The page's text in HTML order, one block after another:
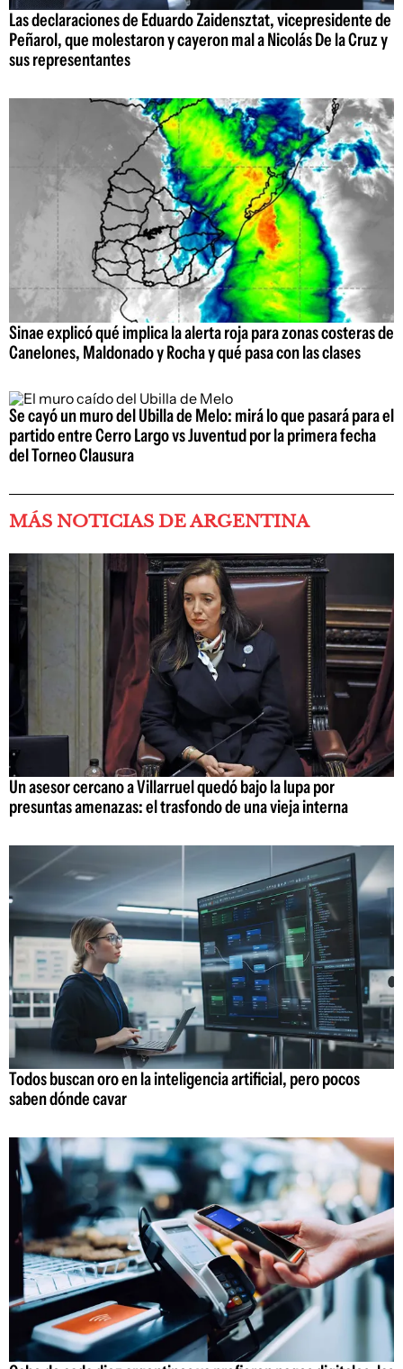
Las declaraciones de Eduardo Zaidensztat, vicepresidente de
Peñarol, que molestaron y cayeron mal a Nicolás De la Cruz y
sus representantes
Sinae explicó qué implica la alerta roja para zonas costeras de
Canelones, Maldonado y Rocha y qué pasa con las clases
Se cayó un muro del Ubilla de Melo: mirá lo que pasará para el
partido entre Cerro Largo vs Juventud por la primera fecha
del Torneo Clausura
MÁS NOTICIAS DE ARGENTINA
Un asesor cercano a Villarruel quedó bajo la lupa por
presuntas amenazas: el trasfondo de una vieja interna
Todos buscan oro en la inteligencia artificial, pero pocos
saben dónde cavar